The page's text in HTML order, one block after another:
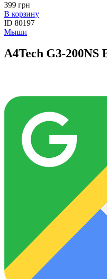
399 грн
В корзину
ID 80197
Мыши
A4Tech G3-200NS